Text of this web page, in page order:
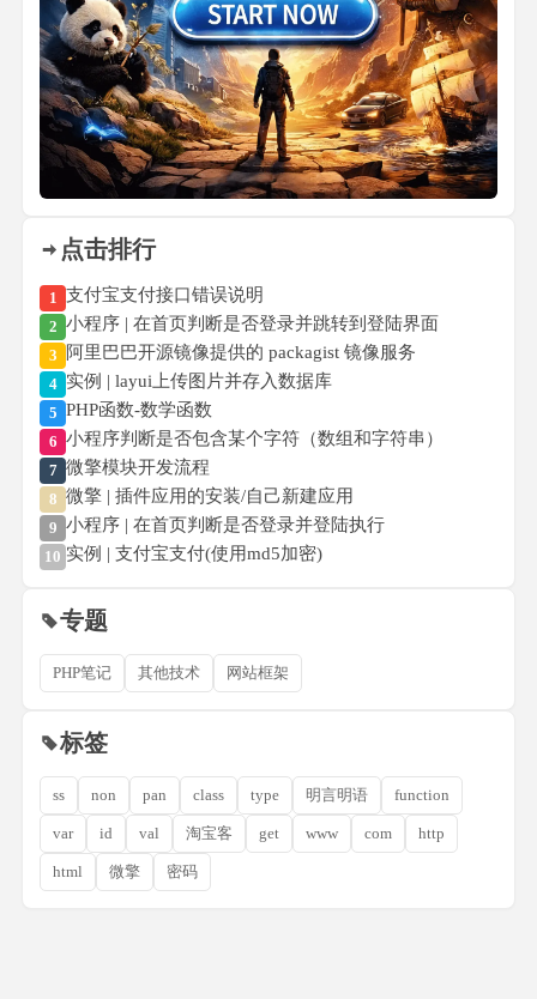
点击排行
1 支付宝支付接口错误说明
2 小程序 | 在首页判断是否登录并跳转到登陆界面
3 阿里巴巴开源镜像提供的 packagist 镜像服务
4 实例 | layui上传图片并存入数据库
5 PHP函数-数学函数
6 小程序判断是否包含某个字符（数组和字符串）
7 微擎模块开发流程
8 微擎 | 插件应用的安装/自己新建应用
9 小程序 | 在首页判断是否登录并登陆执行
10 实例 | 支付宝支付(使用md5加密)
专题
PHP笔记 其他技术 网站框架
标签
ss non pan class type 明言明语 function
var id val 淘宝客 get www com http
html 微擎 密码